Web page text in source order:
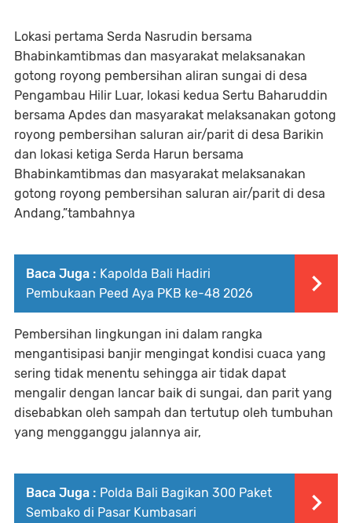
Lokasi pertama Serda Nasrudin bersama
Bhabinkamtibmas dan masyarakat melaksanakan
gotong royong pembersihan aliran sungai di desa
Pengambau Hilir Luar, lokasi kedua Sertu Baharuddin
bersama Apdes dan masyarakat melaksanakan gotong
royong pembersihan saluran air/parit di desa Barikin
dan lokasi ketiga Serda Harun bersama
Bhabinkamtibmas dan masyarakat melaksanakan
gotong royong pembersihan saluran air/parit di desa
Andang,”tambahnya
Baca Juga : Kapolda Bali Hadiri
Pembukaan Peed Aya PKB ke-48 2026
Pembersihan lingkungan ini dalam rangka
mengantisipasi banjir mengingat kondisi cuaca yang
sering tidak menentu sehingga air tidak dapat
mengalir dengan lancar baik di sungai, dan parit yang
disebabkan oleh sampah dan tertutup oleh tumbuhan
yang mengganggu jalannya air,
Baca Juga : Polda Bali Bagikan 300 Paket
Sembako di Pasar Kumbasari